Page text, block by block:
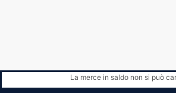
La merce in saldo non si può